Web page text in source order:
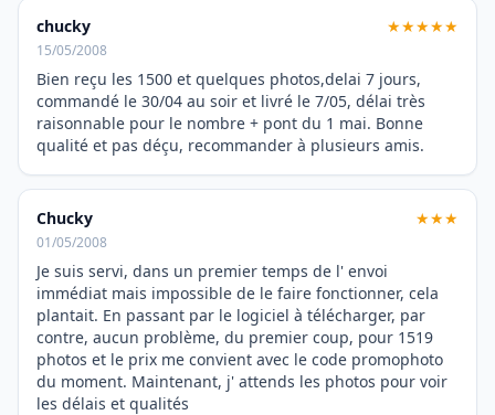
chucky ★★★★★
15/05/2008
Bien reçu les 1500 et quelques photos,delai 7 jours,
commandé le 30/04 au soir et livré le 7/05, délai très
raisonnable pour le nombre + pont du 1 mai. Bonne
qualité et pas déçu, recommander à plusieurs amis.
Chucky ★★★
01/05/2008
Je suis servi, dans un premier temps de l' envoi
immédiat mais impossible de le faire fonctionner, cela
plantait. En passant par le logiciel à télécharger, par
contre, aucun problème, du premier coup, pour 1519
photos et le prix me convient avec le code promophoto
du moment. Maintenant, j' attends les photos pour voir
les délais et qualités